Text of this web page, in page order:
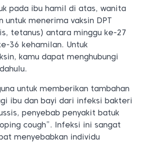
pada ibu hamil di atas, wanita
untuk menerima vaksin DPT
tetanus) antara minggu ke-27
36 kehamilan. Untuk
kamu dapat menghubungi
untuk memberikan tambahan
ibu dan bayi dari infeksi bakteri
penyebab penyakit batuk
cough”. Infeksi ini sangat
menyebabkan individu